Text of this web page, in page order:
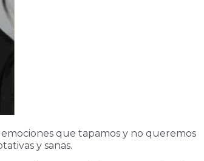
que tapamos y no queremos
y sanas.